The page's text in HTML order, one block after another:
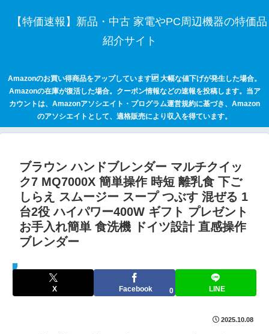
【特価速報】新品・中古 家電やPC周辺機器の特価品
紹介サイト
Amazonのお買い得商品をアップしています🆙 大幅な値下げが発生した場合。
Amazonの在庫が復活した場合。クーポン情報などの速報を投稿します。当ア
カウントは、Amazonアソシエイト・プログラム運営規約に基づき、Amazon
のアソシエイトとして、適格販売により収入を得ています。
ブラウン ハンドブレンダー マルチクイッ
ク7 MQ7000X 簡単操作 時短 離乳食 下ご
しらえ スムージー スープ つぶす 混ぜる 1
台2役 ハイパワー400W ギフト プレゼント
お手入れ簡単 食洗機 ドイツ設計 直感操作
ブレンダー
セールハンター 激安情報まとめサイト
X Facebook 0 LINE
2025.10.08